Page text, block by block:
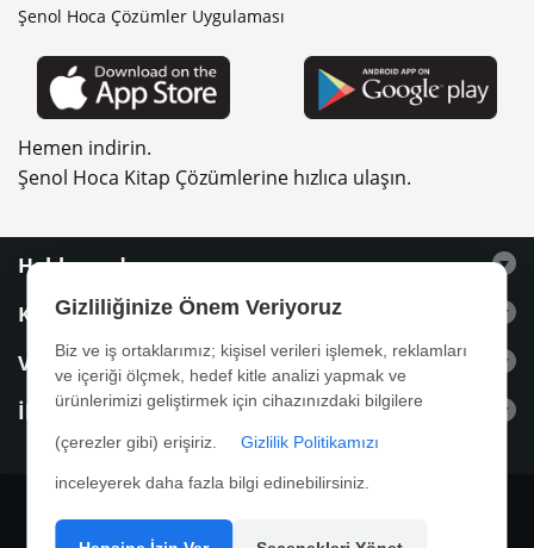
Şenol Hoca Çözümler Uygulaması
Hemen indirin.
Şenol Hoca Kitap Çözümlerine hızlıca ulaşın.
Hakkımızda
Kitaplar
Videolar
İletişim
Gizliliğinize Önem Veriyoruz
Biz ve iş ortaklarımız; kişisel verileri işlemek, reklamları
ve içeriği ölçmek, hedef kitle analizi yapmak ve
ürünlerimizi geliştirmek için cihazınızdaki bilgilere
(çerezler gibi) erişiriz. Gizlilik Politikamızı
inceleyerek daha fazla bilgi edinebilirsiniz.